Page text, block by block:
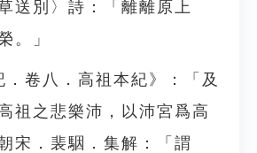
送別〉詩：「離離原上
。」
卷八．高祖本紀》：「及
祖之悲樂沛，以沛宮爲高
宋．裴駰．集解：「謂